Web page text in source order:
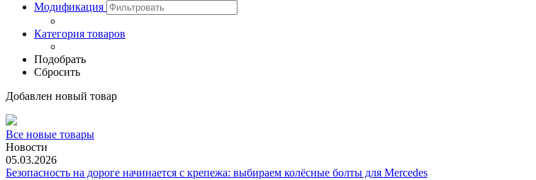
Модификация
Категория товаров
Подобрать
Сбросить
Добавлен новый товар
Все новые товары
Новости
05.03.2026
Безопасность на дороге начинается с крепежа: выбираем колёсные болты для Mercedes